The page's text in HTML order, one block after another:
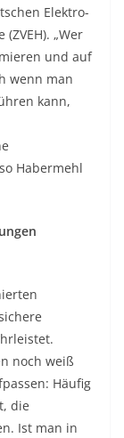
Elektro-
„Wer
und auf
wenn man
kann,
Habermehl
noch weiß
Häufig
die
Ist man in